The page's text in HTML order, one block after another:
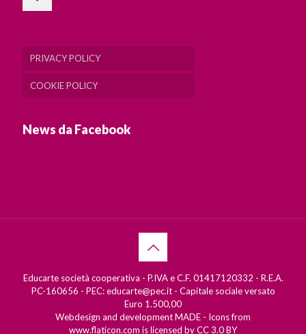
PRIVACY POLICY
COOKIE POLICY
News da Facebook
Educarte società cooperativa - P.IVA e C.F. 01417120332 - R.E.A.
PC-160656 - PEC: educarte@pec.it - Capitale sociale versato
Euro 1.500,00
Webdesign and developmentMADE - Icons from
www.flaticon.com is licensed byCC 3.0 BY